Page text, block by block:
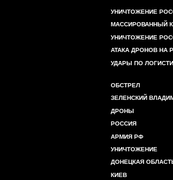
УНИЧТОЖЕНИЕ
МАССИРОВАННЫЙ
УНИЧТОЖЕНИЕ
АТАКА ДРОНОВ НА
УДАРЫ ПО
ОБСТРЕЛ
ЗЕЛЕНСКИЙ
ДРОНЫ
РОССИЯ
АРМИЯ РФ
УНИЧТОЖЕНИЕ
ДОНЕЦКАЯ
КИЕВ